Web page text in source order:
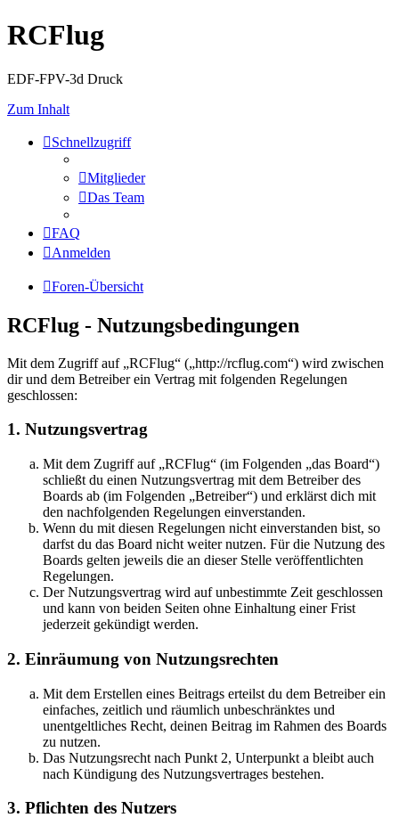
RCFlug
EDF-FPV-3d Druck
Zum Inhalt
Schnellzugriff
Mitglieder
Das Team
FAQ
Anmelden
Foren-Übersicht
RCFlug - Nutzungsbedingungen
Mit dem Zugriff auf „RCFlug“ („http://rcflug.com“) wird zwischen
dir und dem Betreiber ein Vertrag mit folgenden Regelungen
geschlossen:
1. Nutzungsvertrag
Mit dem Zugriff auf „RCFlug“ (im Folgenden „das Board“)
schließt du einen Nutzungsvertrag mit dem Betreiber des
Boards ab (im Folgenden „Betreiber“) und erklärst dich mit
den nachfolgenden Regelungen einverstanden.
Wenn du mit diesen Regelungen nicht einverstanden bist, so
darfst du das Board nicht weiter nutzen. Für die Nutzung des
Boards gelten jeweils die an dieser Stelle veröffentlichten
Regelungen.
Der Nutzungsvertrag wird auf unbestimmte Zeit geschlossen
und kann von beiden Seiten ohne Einhaltung einer Frist
jederzeit gekündigt werden.
2. Einräumung von Nutzungsrechten
Mit dem Erstellen eines Beitrags erteilst du dem Betreiber ein
einfaches, zeitlich und räumlich unbeschränktes und
unentgeltliches Recht, deinen Beitrag im Rahmen des Boards
zu nutzen.
Das Nutzungsrecht nach Punkt 2, Unterpunkt a bleibt auch
nach Kündigung des Nutzungsvertrages bestehen.
3. Pflichten des Nutzers